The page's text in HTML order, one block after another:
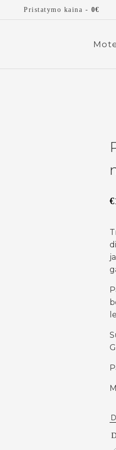
Pristatymo kaina - 0€
€